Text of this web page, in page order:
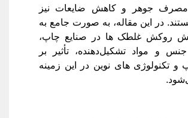
جوهر و کاهش ضایعات نیز
در این مقاله، به ‌صورت جامع به
روکش غلطک ‌ها در صنایع چاپ،
جنس و مواد تشکیل‌دهنده، تأثیر بر
و تکنولوژی‌ های نوین در این زمینه